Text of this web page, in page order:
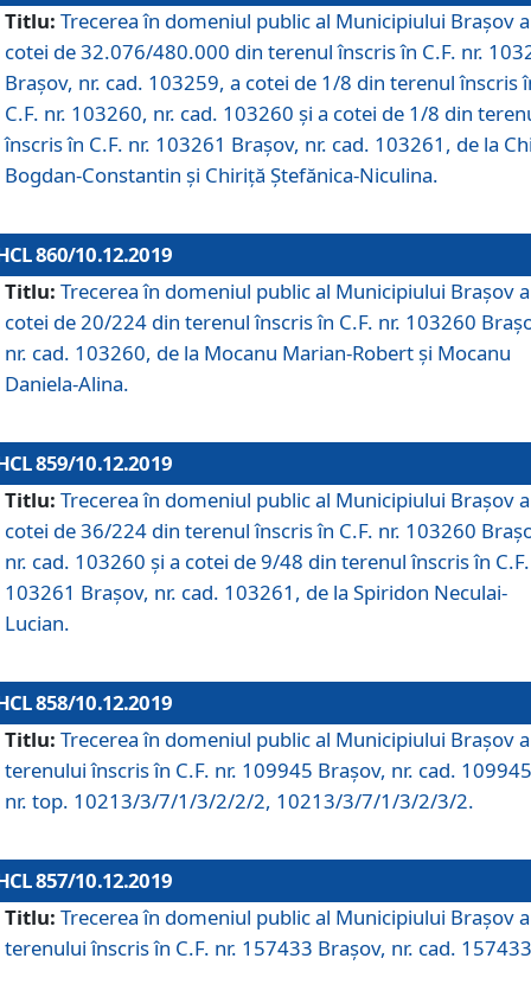
Titlu: Trecerea în domeniul public al Municipiului Braşov a
cotei de 32.076/480.000 din terenul înscris în C.F. nr.
Brașov, nr. cad. 103259, a cotei de 1/8 din terenul înscris
C.F. nr. 103260, nr. cad. 103260 și a cotei de 1/8 din
înscris în C.F. nr. 103261 Brașov, nr. cad. 103261, de la
Bogdan-Constantin și Chiriță Ștefănica-Niculina.
860/10.12.2019
Titlu: Trecerea în domeniul public al Municipiului Braşov a
cotei de 20/224 din terenul înscris în C.F. nr. 103260
nr. cad. 103260, de la Mocanu Marian-Robert și Mocanu
Daniela-Alina.
859/10.12.2019
Titlu: Trecerea în domeniul public al Municipiului Braşov a
cotei de 36/224 din terenul înscris în C.F. nr. 103260
nr. cad. 103260 și a cotei de 9/48 din terenul înscris în
103261 Brașov, nr. cad. 103261, de la Spiridon Neculai-
Lucian.
858/10.12.2019
Titlu: Trecerea în domeniul public al Municipiului Braşov a
terenului înscris în C.F. nr. 109945 Brașov, nr. cad.
nr. top. 10213/3/7/1/3/2/2/2, 10213/3/7/1/3/2/3/2.
857/10.12.2019
Titlu: Trecerea în domeniul public al Municipiului Braşov a
terenului înscris în C.F. nr. 157433 Brașov, nr. cad.